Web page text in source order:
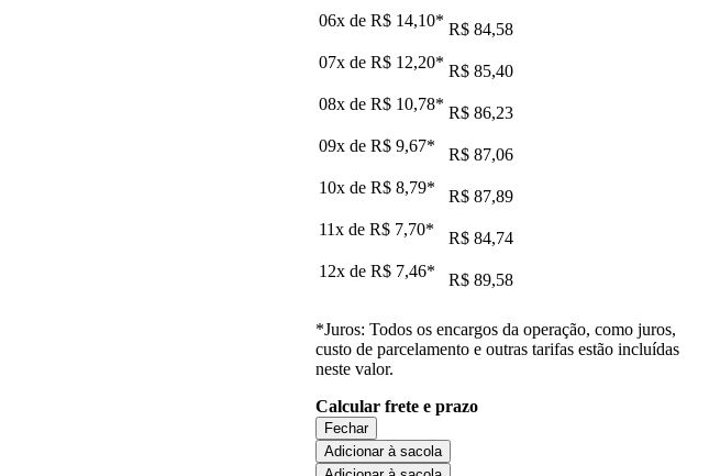
06x de R$ 14,10* R$ 84,58
07x de R$ 12,20* R$ 85,40
08x de R$ 10,78* R$ 86,23
09x de R$ 9,67*
R$ 87,06
10x de R$ 8,79*
R$ 87,89
11x de R$ 7,70*
R$ 84,74
12x de R$ 7,46* R$ 89,58
*Juros: Todos os encargos da operação, como juros,
custo de parcelamento e outras tarifas estão incluídas
neste valor.
Calcular frete e prazo
Fechar
Adicionar à sacola